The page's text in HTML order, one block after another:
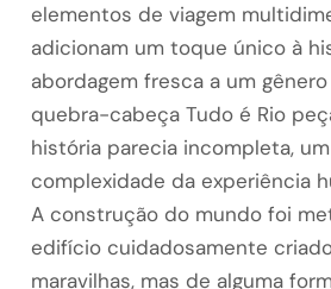
elementos de viagem
adicionam um toque único à
abordagem fresca a um
quebra-cabeça Tudo é Rio
história parecia incompleta,
complexidade da experiência
A construção do mundo foi
edifício cuidadosamente
maravilhas, mas de alguma